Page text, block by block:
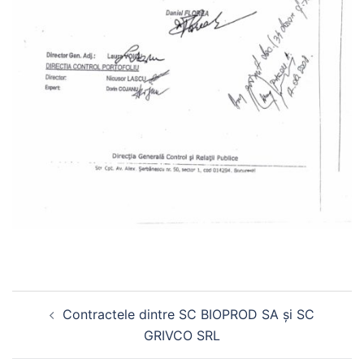
Contractele dintre SC BIOPROD SA și SC
GRIVCO SRL